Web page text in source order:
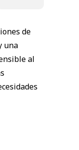
de
una
al